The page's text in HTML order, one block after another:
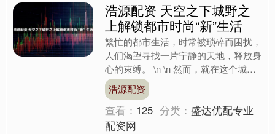
浩源配资 天空之下城野之
上解锁都市时尚“新”生活
繁忙的都市生活，时常被琐碎而困扰，
人们渴望寻找一片宁静的天地，释放身
心的束缚。 \n \n 然而，就在这个城市
的繁华与宁静交汇处，有着一处静谧与
文化相融合的世外....
浩源配资
查看： 125 分类：盛达优配专业
配资网